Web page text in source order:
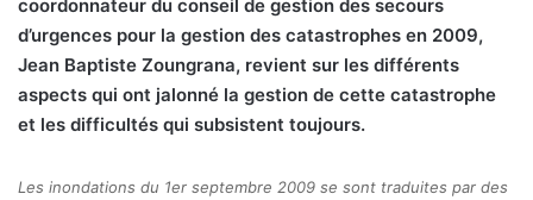
coordonnateur du conseil de gestion des secours
d’urgences pour la gestion des catastrophes en 2009,
Jean Baptiste Zoungrana, revient sur les différents
aspects qui ont jalonné la gestion de cette catastrophe
et les difficultés qui subsistent toujours.
Les inondations du 1er septembre 2009 se sont traduites par des